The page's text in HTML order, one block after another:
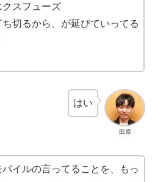
スフューズ
切るから、が延びていってる
田原
はい
イルの言ってることを、もっ